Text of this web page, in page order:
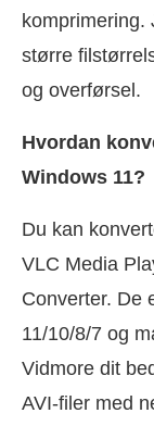
komprimering.
større
og overførsel.
Hvordan
Windows 11?
Du kan
VLC Media
Converter. De
11/10/8/7 og
Vidmore dit
AVI-filer med